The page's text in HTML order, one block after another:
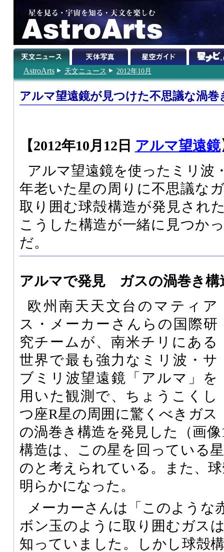
AstroArts 天文ニュース 2012年10月
アルマ望遠鏡が見つけた不思議な渦巻
【2012年10月12日 アルマ望遠鏡
アルマ望遠鏡を使ったミリ波
年老いた星の周りに不思議な
取り囲む球殻構造が発見され
こうした構造が一緒に見つか
だ。
アルマで発見 ガスの渦巻き構
欧州南天天文台のマティア
ス・メーカーさんらの国際研
究チームが、南米チリにある
世界で最も強力なミリ波・サ
ブミリ波望遠鏡「アルマ」を
用いた観測で、ちょうこくし
つ座R星の周囲に驚くべきガス
の渦巻き構造を発見した（画
構造は、この星を回っている
のと考えられている。また、
明らかになった。
メーカーさんは「このような
ボン玉のように取り囲むガス
知っていました。しかし球殻